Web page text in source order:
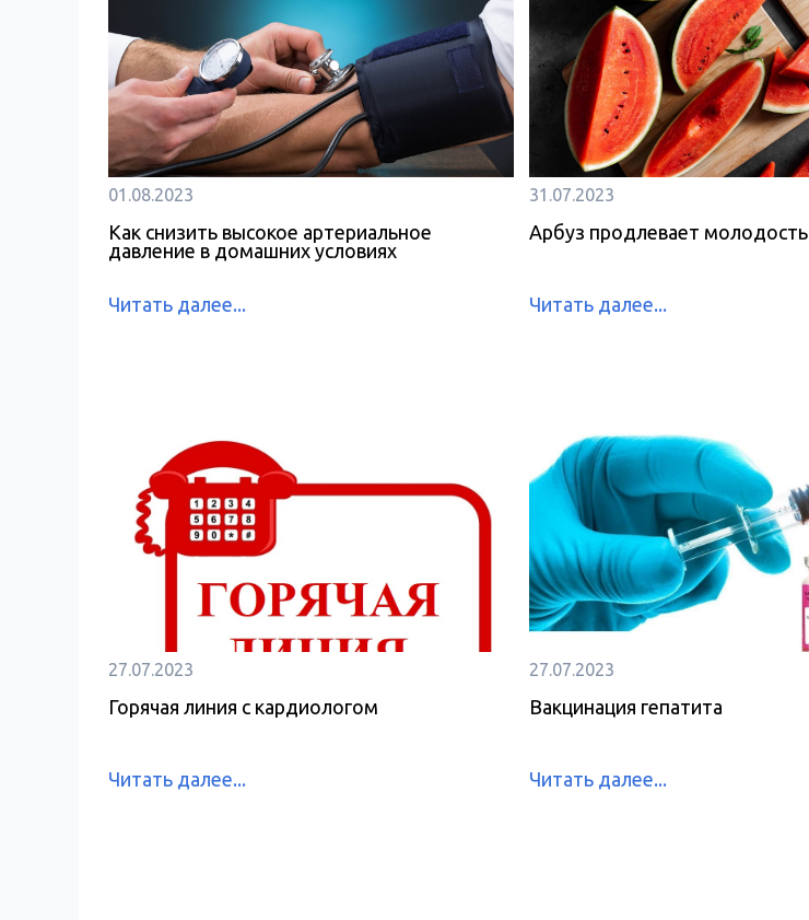
01.08.2023
Как снизить высокое артериальное
давление в домашних условиях
Читать далее...
31.07.2023
Арбуз продлевает молодость
Читать далее...
27.07.2023
Горячая линия с кардиологом
Читать далее...
27.07.2023
Вакцинация гепатита
Читать далее...